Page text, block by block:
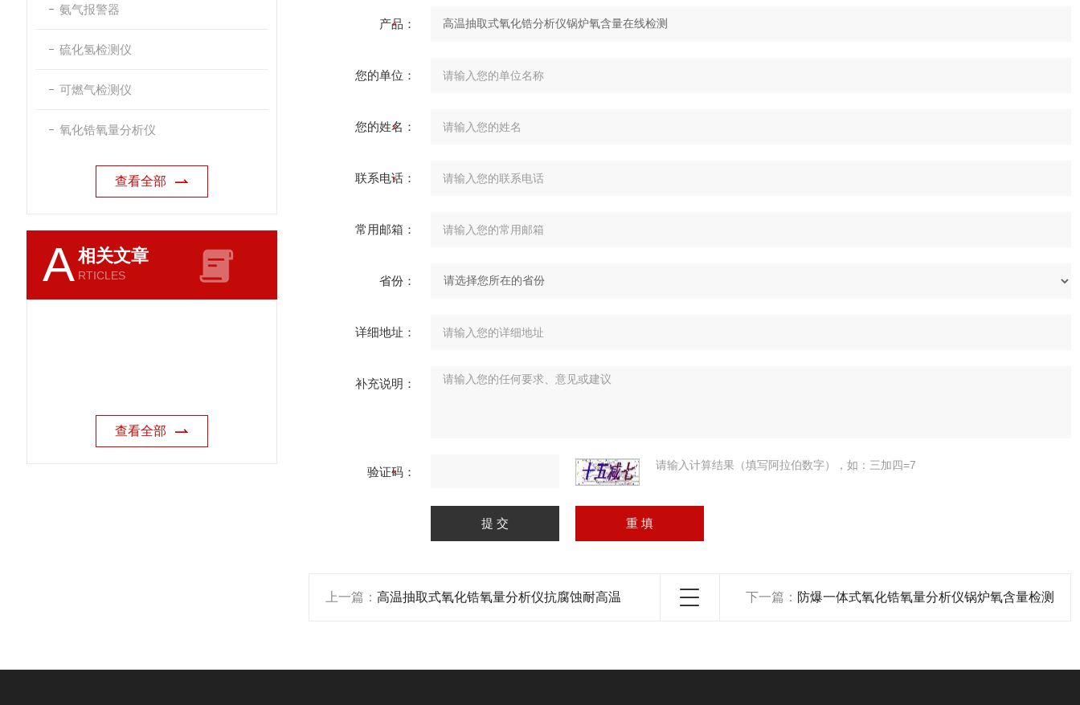
氨气报警器
硫化氢检测仪
可燃气检测仪
氧化锆氧量分析仪
查看全部
A相关文章
RTICLES
查看全部
产品：
您的单位：
您的姓名：
联系电话：
常用邮箱：
省份：
详细地址：
补充说明：
验证码： 请输入计算结果（填写阿拉伯数字），如：三加四=7
上一篇： 高温抽取式氧化锆氧量分析仪抗腐蚀耐高温 下一篇： 防爆一体式氧化锆氧量分析仪锅炉氧含量检测